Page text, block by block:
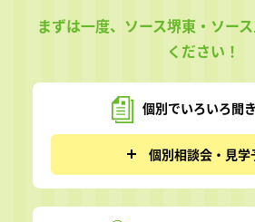
まずは一度、ソース堺東・ソー
ください！
個別でいろいろ聞
個別相談会・見学